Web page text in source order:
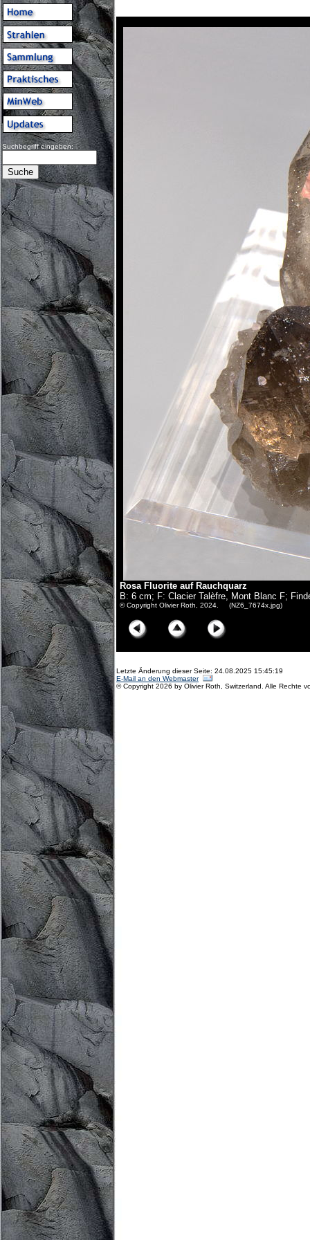
Suchbegriff eingeben:
Rosa Fluorite auf Rauchquarz
B: 6 cm; F: Clacier Talèfre, Mont Blanc F;
© Copyright Olivier Roth, 2024. (NZ6_7674x.jpg)
Letzte Änderung dieser Seite: 24.08.2025 15:45:19
E-Mail an den Webmaster
© Copyright 2026 by Olivier Roth, Switzerland. Alle Rechte